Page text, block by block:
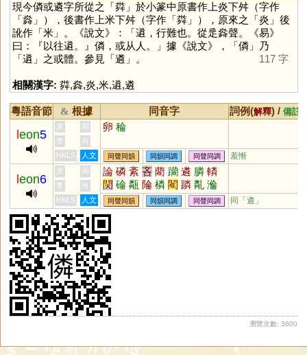
現今僯或遴字所從之「粦」於小篆中原書作上炎下舛（字作
「㷠 」），後書作上米下舛（字作「粦」），原來之「炎 」後
訛作「米」。《說文》：「䢯，行難也。從辵㷠聲。《易》
曰：『以往䢯。』僯，或从人。」據《說文》，「僯」乃
「䢯 」之或體。參見「遴 」。 117 字
相關漢字: 粦,㷠,炎,米,䢯,遴
粵語音節 & 根據 同音字 詞例(解釋) / 備註
eon5
黃 周 卵 稐
李
何
HKLS
人文 同聲同韻 同韻同調 同聲同調 羞慚
eon6
黃 周 論 磷 紊 吝 藺 躪 遴 膦 轔
焛 碖 甐 陯 橉 閵 蹸 亃 溣
惀
李
何
HKLS
人文 同聲同韻 同韻同調 同聲同調 同「遴 」
瀏覽次數: 3800